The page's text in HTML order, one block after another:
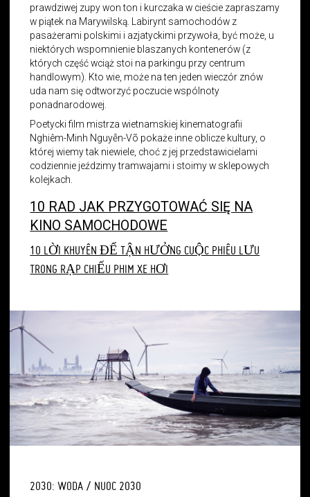
prawdziwej zupy won ton i kurczaka w cieście zapraszamy
w piątek na Marywilską. Labirynt samochodów z
pasażerami polskimi i azjatyckimi przywoła, być może, u
niektórych wspomnienie blaszanych kontenerów (z
których część wciąż stoi na parkingu przy centrum
handlowym). Kto wie, może na ten jeden wieczór znów
uda nam się odtworzyć poczucie wspólnoty
ponadnarodowej.
Poetycki film mistrza wietnamskiej kinematografii
Nghiêm-Minh Nguyễn-Võ pokaże inne oblicze kultury, o
której wiemy tak niewiele, choć z jej przedstawicielami
codziennie jeździmy tramwajami i stoimy w sklepowych
kolejkach.
10 RAD JAK PRZYGOTOWAĆ SIĘ NA
KINO SAMOCHODOWE
10 LỜI KHUYÊN ĐỂ TẬN HƯỞNG CUỘC PHIÊU LƯU
TRONG RẠP CHIẾU PHIM XE HƠI
2030: WODA / NUOC 2030